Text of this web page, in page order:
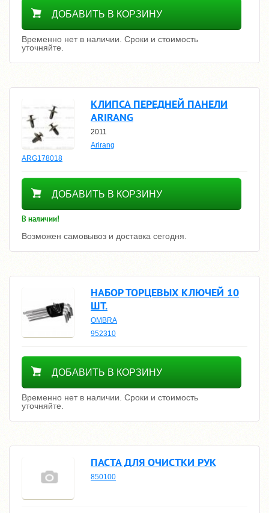
Уточнить цену
ДОБАВИТЬ В КОРЗИНУ
Временно нет в наличии. Сроки и стоимость
уточняйте.
КЛИПСА ПЕРЕДНЕЙ ПАНЕЛИ
ARIRANG
2011
Arirang
ARG178018
50
ДОБАВИТЬ В КОРЗИНУ
В наличии!
Возможен самовывоз и доставка сегодня.
НАБОР ТОРЦЕВЫХ КЛЮЧЕЙ 10
ШТ.
OMBRA
952310
Уточнить цену
ДОБАВИТЬ В КОРЗИНУ
Временно нет в наличии. Сроки и стоимость
уточняйте.
ПАСТА ДЛЯ ОЧИСТКИ РУК
850100